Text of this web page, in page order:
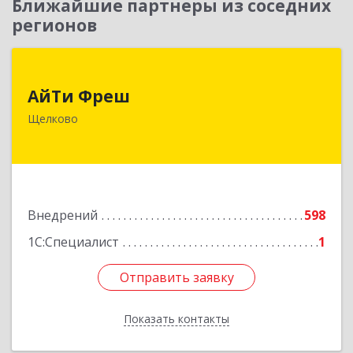
Ближайшие партнеры из соседних
регионов
АйТи Фреш
Щелково
Внедрений
598
1С:Специалист
1
Отправить заявку
Показать контакты
141100, Московская обл, Щелково г, Городской
округ Щелково, Ленина пл, дом № 5, ком.308
Подробнее
Отправить заявку
Назад